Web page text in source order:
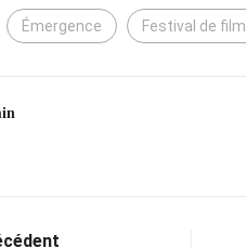
Émergence Festival de